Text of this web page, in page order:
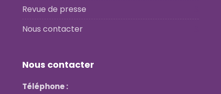
Revue de presse
Nous contacter
Nous contacter
Téléphone :